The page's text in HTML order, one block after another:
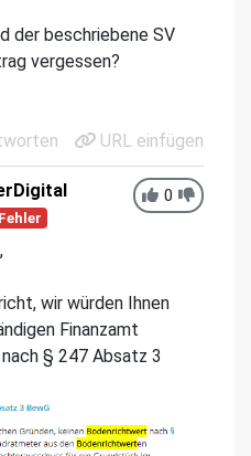
der beschriebene SV
vergessen?
URL einfügen
0
wir würden Ihnen
Finanzamt
§ 247 Absatz 3